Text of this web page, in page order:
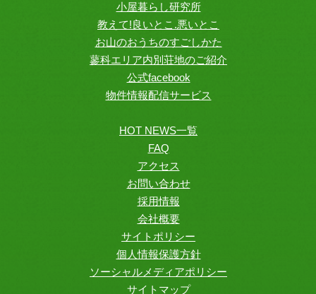
小屋暮らし研究所
教えて!良いとこ.悪いとこ
お山のおうちのすごしかた
蓼科エリア内別荘地のご紹介
公式facebook
物件情報配信サービス
HOT NEWS一覧
FAQ
アクセス
お問い合わせ
採用情報
会社概要
サイトポリシー
個人情報保護方針
ソーシャルメディアポリシー
サイトマップ